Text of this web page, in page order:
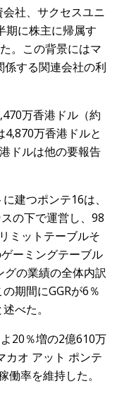
社、サクセスユニ
期に株主に帰属す
。この背景にはマ
する関連会社の利
万香港ドル（約
万香港ドルと
ドルは他の要報告
建つポンテ16は、
の下で運営し、98
ミットテーブルそ
ーミングテーブル
の業績の全体内訳
期間にGGRが6％
べた。
20％増の2億610万
カオ アット ポンテ
率を維持した。